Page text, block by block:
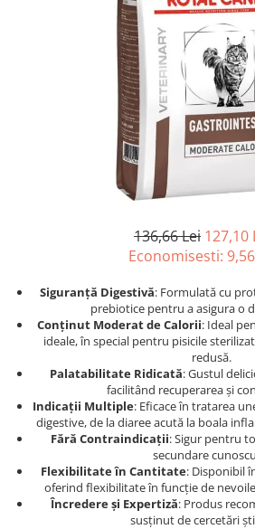
Afecțiuni hepatice
Afecțiuni neurologice
Afecțiuni oftalmice
Afecțiuni oncologice
Afecțiuni renale și urinare
Afecțiuni respiratorii
Suplimente nutritive
Hrană uscată
Recompense și snack-uri
Igienă
Igienă orală
Șampoane și balsamuri
Afecțiuni hepatice
Afecțiuni neurologice
Afecțiuni oftalmice
Afecțiuni oncologice
Afecțiuni respiratorii
Afecțiuni renale și urinare
Suplimente nutritive
Hrană uscată
Igienă
Așternut Tofu / Nisip
Igienă orală
Șampoane și balsamuri
136,66 Lei 127,10
Economisesti: 9,56
Siguranță Digestivă: Formulată cu
prebiotice pentru a asigura o
Conținut Moderat de Calorii: Ideal
ideale, în special pentru pisicile
redusă.
Palatabilitate Ridicată: Gustul
facilitând recuperarea și
Indicații Multiple: Eficace în tratarea
digestive, de la diaree acută la boala
Fără Contraindicații: Sigur pentru
secundare
Flexibilitate în Cantitate: Disponibil
oferind flexibilitate în funcție de
Încredere și Expertiză: Produs
susținut de cercetări